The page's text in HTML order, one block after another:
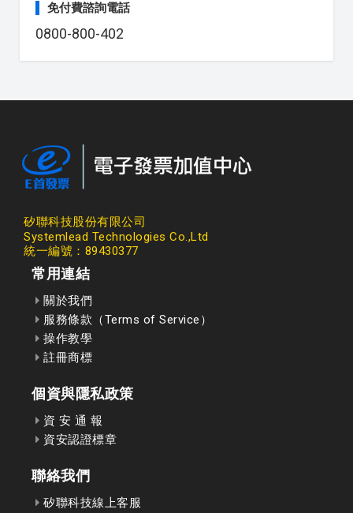
免付費諮詢電話
0800-800-402
矽聯科技股份有限公司
Systemlead Technologies Co.,Ltd
統一編號：89430377
常用連結
關於我們
服務條款（Terms of Service）
操作教學
註冊商標
個資與隱私政策
資 安 通 報
資安認證標章
聯絡我們
矽聯科技線上客服